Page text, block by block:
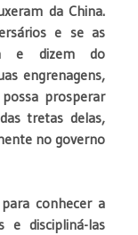
da China.
e se as
e dizem do
engrenagens,
prosperar
tretas delas,
no governo
conhecer a
e discipliná-las